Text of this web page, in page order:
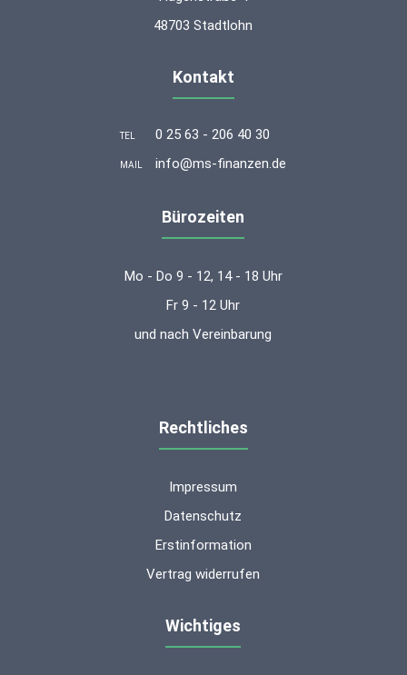
48703 Stadtlohn
Kontakt
TEL 0 25 63 - 206 40 30
MAIL info@ms-finanzen.de
Bürozeiten
Mo - Do 9 - 12, 14 - 18 Uhr
Fr 9 - 12 Uhr
und nach Vereinbarung
Rechtliches
Impressum
Datenschutz
Erstinformation
Vertrag widerrufen
Wichtiges